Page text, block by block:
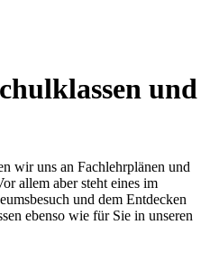
und
wir uns an Fachlehrplänen und
allem aber steht eines im
und dem Entdecken
ebenso wie für Sie in unseren